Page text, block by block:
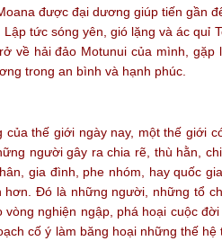
được đại dương giúp tiến gần
tức sóng yên, gió lặng và ác quỉ
về hải đảo Motunui của mình,
trong an bình và hạnh phúc.
thế giới ngày nay, một thế giới
người gây ra chia rẽ, thù hằn,
gia đình, phe nhóm, hay quốc
Đó là những người, những tổ
nghiện ngập, phá hoại cuộc
cố ý làm băng hoại những thế